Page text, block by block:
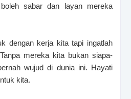
sabar dan layan mereka
dengan kerja kita tapi ingatlah
mereka kita bukan siapa-
wujud di dunia ini. Hayati
kita.